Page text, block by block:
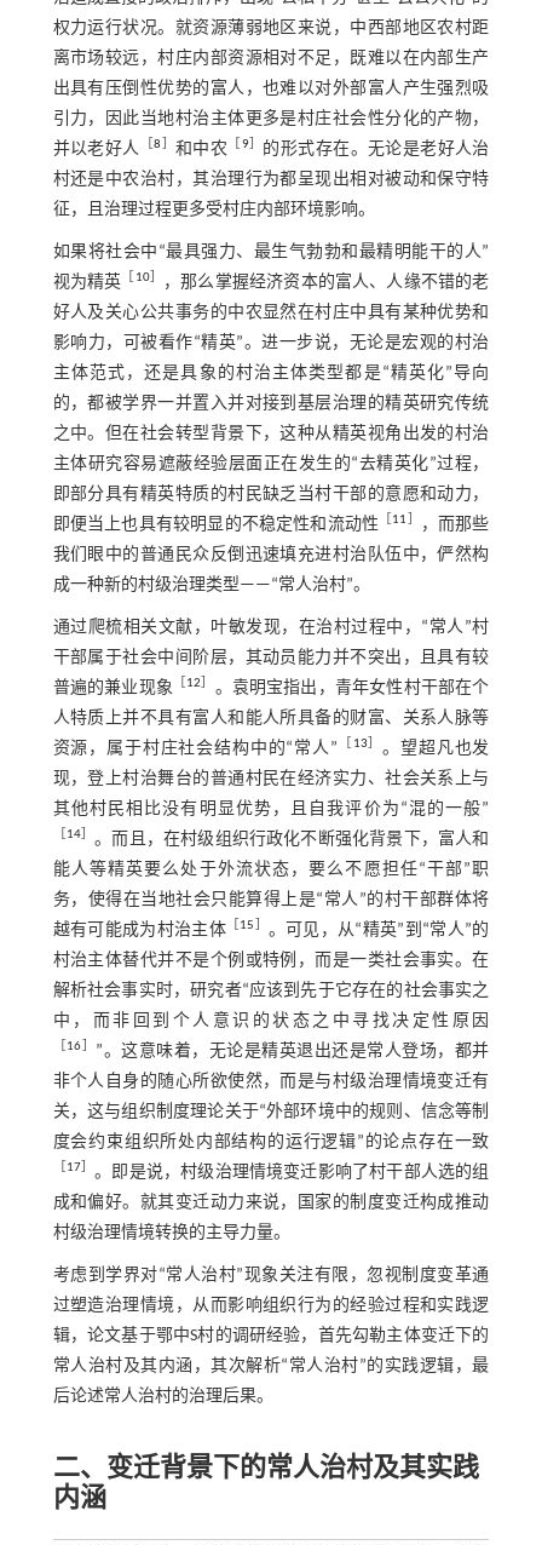
权力运行状况。就资源薄弱地区来说，中西部地区农村距
离市场较远，村庄内部资源相对不足，既难以在内部生产
出具有压倒性优势的富人，也难以对外部富人产生强烈吸
引力，因此当地村治主体更多是村庄社会性分化的产物，
并以老好人 ［8 和中农 9］
的形式存在。无论是老好人治
村还是中农治村，其治理行为都呈现出相对被动和保守特
征，且治理过程更多受村庄内部环境影响。
如果将社会中“最具强力、最生气勃勃和最精明能干的人”
视为精英
10］
，那么掌握经济资本的富人、人缘不错的老
好人及关心公共事务的中农显然在村庄中具有某种优势和
影响力，可被看作“精英”。进一步说，无论是宏观的村治
主体范式，还是具象的村治主体类型都是“精英化”导向
的，都被学界一并置入并对接到基层治理的精英研究传统
之中。但在社会转型背景下，这种从精英视角出发的村治
主体研究容易遮蔽经验层面正在发生的“去精英化”过程，
即部分具有精英特质的村民缺乏当村干部的意愿和动力，
即便当上也具有较明显的不稳定性和流动性
11
，而那些
我们眼中的普通民众反倒迅速填充进村治队伍中，俨然构
成一种新的村级治理类型——“常人治村”。
通过爬梳相关文献，叶敏发现，在治村过程中，“常人”村
干部属于社会中间阶层，其动员能力并不突出，且具有较
普遍的兼业现象
12
。袁明宝指出，青年女性村干部在个
人特质上并不具有富人和能人所具备的财富、关系人脉等
资源，属于村庄社会结构中的“常人”
13
。望超凡也发
现，登上村治舞台的普通村民在经济实力、社会关系上与
其他村民相比没有明显优势，且自我评价为“混的一般”
14］ 。而且，在村级组织行政化不断强化背景下，富人和
能人等精英要么处于外流状态，要么不愿担任“干部”职
务，使得在当地社会只能算得上是“常人”的村干部群体将
越有可能成为村治主体［ 15
。可见，从“精英”到“常人”的
村治主体替代并不是个例或特例，而是一类社会事实。在
解析社会事实时，研究者“应该到先于它存在的社会事实之
中，而非回到个人意识的状态之中寻找决定性原因
16
”。这意味着，无论是精英退出还是常人登场，都并
非个人自身的随心所欲使然，而是与村级治理情境变迁有
关，这与组织制度理论关于“外部环境中的规则、信念等制
度会约束组织所处内部结构的运行逻辑”的论点存在一致
17］ 。即是说，村级治理情境变迁影响了村干部人选的组
成和偏好。就其变迁动力来说，国家的制度变迁构成推动
村级治理情境转换的主导力量。
考虑到学界对“常人治村”现象关注有限，忽视制度变革通
过塑造治理情境，从而影响组织行为的经验过程和实践逻
辑，论文基于鄂中S村的调研经验，首先勾勒主体变迁下的
常人治村及其内涵，其次解析“常人治村”的实践逻辑，最
后论述常人治村的治理后果。
二、变迁背景下的常人治村及其实践
内涵